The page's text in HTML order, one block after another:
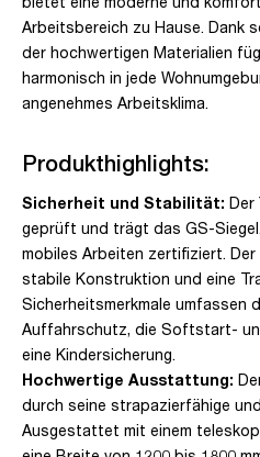
Arbeitsbereich zu Hause. Dank
der hochwertigen Materialien
harmonisch in jede
angenehmes Arbeitsklima.
Produkthighlights:
Sicherheit und Stabilität: Der
geprüft und trägt das GS-
mobiles Arbeiten zertifiziert.
stabile Konstruktion und eine
Sicherheitsmerkmale umfassen
Auffahrschutz, die Softstart-
eine Kindersicherung.
Hochwertige Ausstattung:
durch seine strapazierfähige
Ausgestattet mit einem